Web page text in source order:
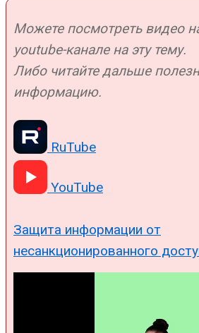
Можете посмотреть видео
youtube-канале на эту тему.
Либо читайте дальше
информацию.
RuTube
YouTube
Защита информации от
несанкционированного